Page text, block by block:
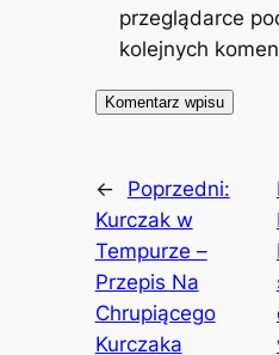
przeglądarce
kolejnych
←
Poprzedni:
Kurczak w
Tempurze –
Przepis Na
Chrupiącego
Kurczaka